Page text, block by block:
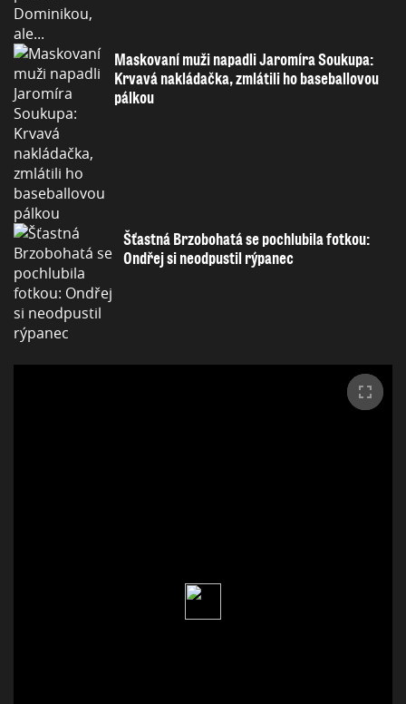
Maskovaní muži napadli Jaromíra Soukupa:
Krvavá nakládačka, zmlátili ho baseballovou
pálkou
Šťastná Brzobohatá se pochlubila fotkou:
Ondřej si neodpustil rýpanec